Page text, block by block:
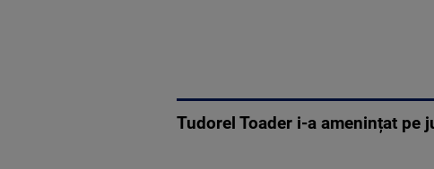
Tudorel Toader i-a amenințat pe